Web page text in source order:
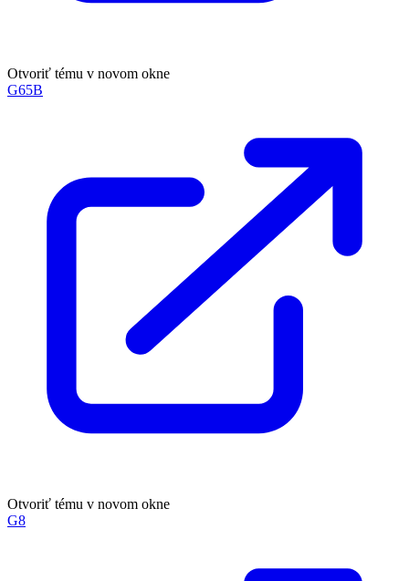
Otvoriť tému v novom okne
G65B
Otvoriť tému v novom okne
G8